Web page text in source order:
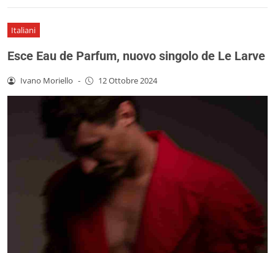
Italiani
Esce Eau de Parfum, nuovo singolo de Le Larve
Ivano Moriello - 12 Ottobre 2024